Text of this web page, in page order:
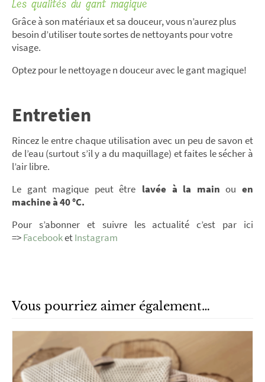
Les qualités du gant magique
Grâce à son matériaux et sa douceur, vous n’aurez plus
besoin d’utiliser toute sortes de nettoyants pour votre
visage.
Optez pour le nettoyage n douceur avec le gant magique!
Entretien
Rincez le entre chaque utilisation avec un peu de savon et
de l’eau (surtout s’il y a du maquillage) et faites le sécher à
l’air libre.
Le gant magique peut être lavée à la main ouen
machine à 40 °C.
Pour s’abonner et suivre les actualité c’est par ici
=>FacebooketInstagram
Vous pourriez aimer également…